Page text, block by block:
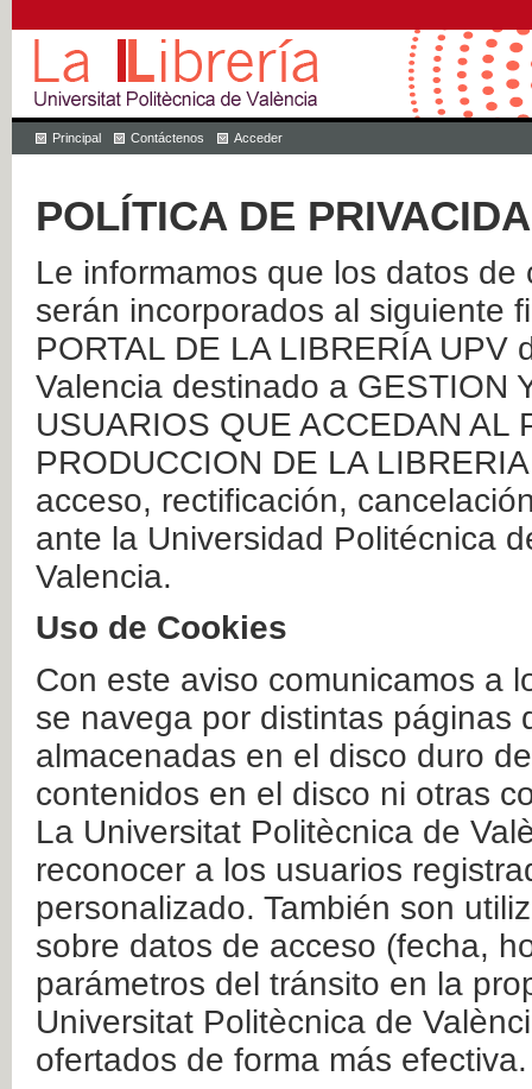
Principal Contáctenos Acceder
POLÍTICA DE
Le informamos que los datos
serán incorporados al siguiente
PORTAL DE LA LIBRERÍA
Valencia destinado a GESTION
USUARIOS QUE ACCEDAN AL
PRODUCCION DE LA
acceso, rectificación,
ante la Universidad Politécnica
Valencia.
Uso de Cookies
Con este aviso comunicamos a
se navega por distintas páginas
almacenadas en el disco duro
contenidos en el disco ni otras
La Universitat Politècnica de
reconocer a los usuarios
personalizado. También son
sobre datos de acceso (fecha,
parámetros del tránsito en la
Universitat Politècnica de
ofertados de forma más efectiva.